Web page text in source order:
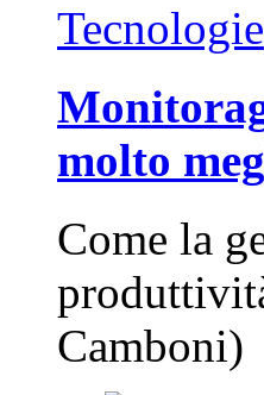
Tecnologie
molto
Come la
Camboni)